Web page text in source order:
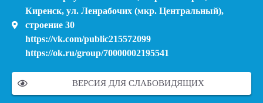
Киренск, ул. Ленрабочих (мкр. Центральный),
строение 30
https://vk.com/public215572099
https://ok.ru/group/70000002195541
ВЕРСИЯ ДЛЯ СЛАБОВИДЯЩИХ